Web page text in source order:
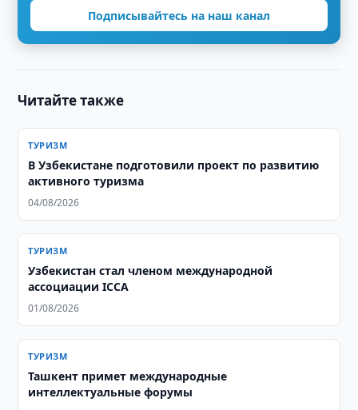
Подписывайтесь на наш канал
Читайте также
ТУРИЗМ
В Узбекистане подготовили проект по развитию
активного туризма
04/08/2026
ТУРИЗМ
Узбекистан стал членом международной
ассоциации ICCA
01/08/2026
ТУРИЗМ
Ташкент примет международные
интеллектуальные форумы